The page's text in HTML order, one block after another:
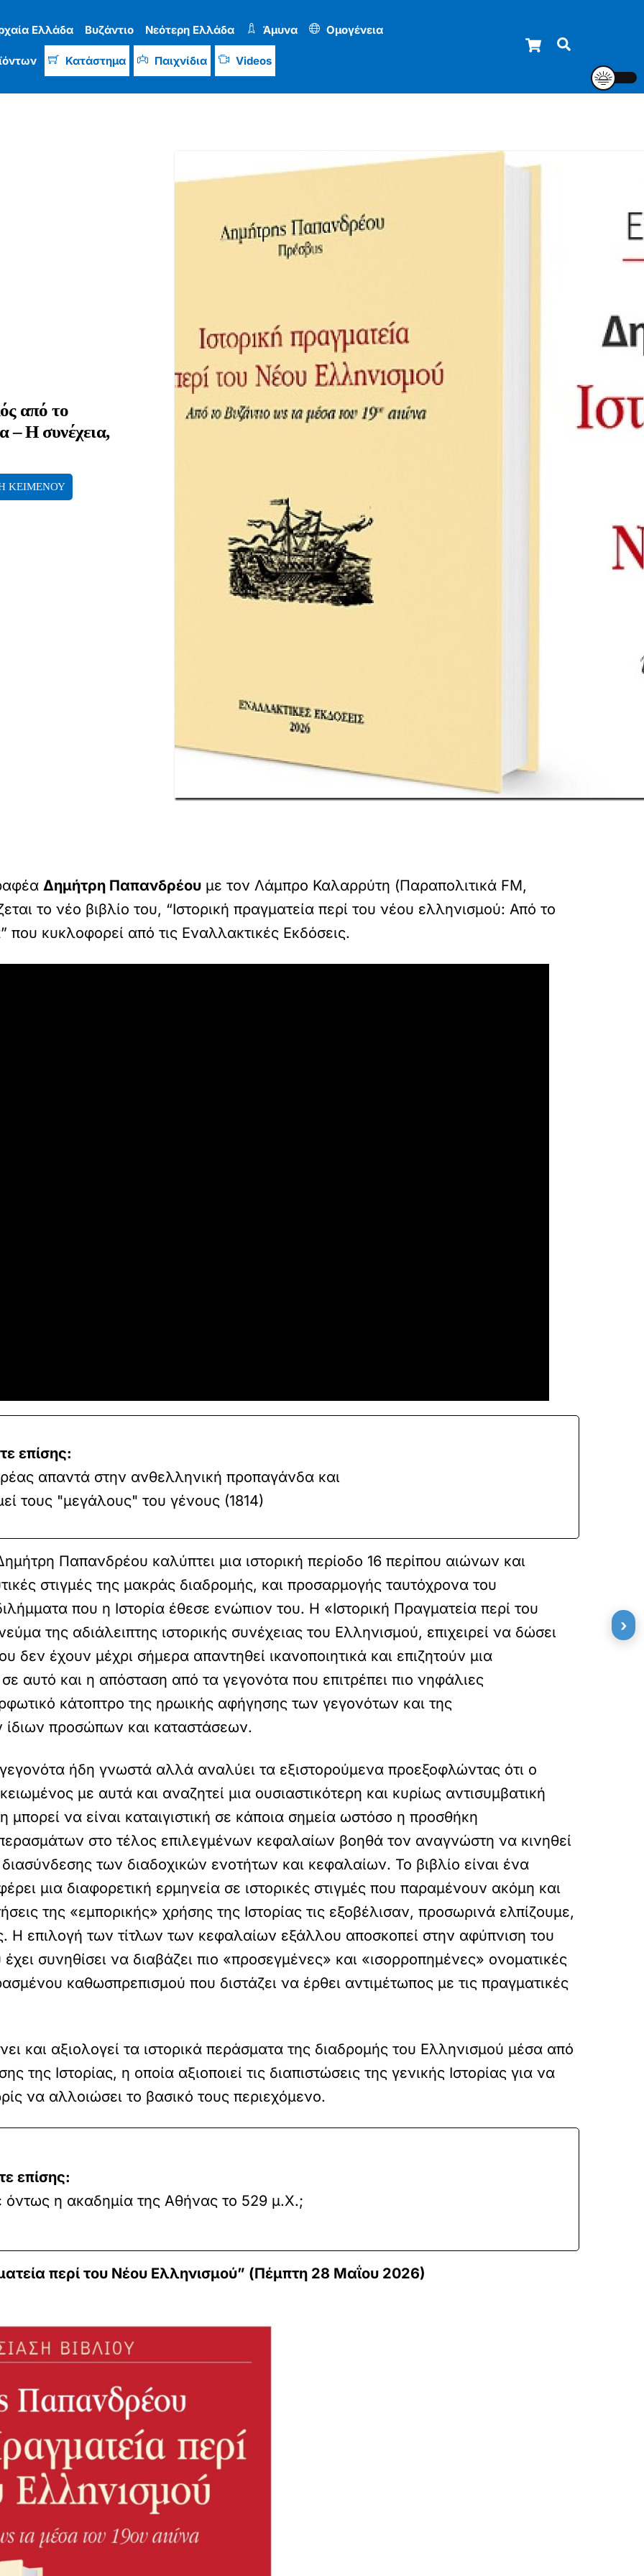
Cart
Ελλάδα Βυζάντιο Νεότερη Ελλάδα Άμυνα Ομογένεια
Κατάστημα Παιχνίδια Videos
από το
– Η συνέχεια,
ΚΕΙΜΕΝΟΥ
Δημήτρη Παπανδρέου με τον Λάμπρο Καλαρρύτη (Παραπολιτικά FM,
το νέο βιβλίο του, “Ιστορική πραγματεία περί του νέου ελληνισμού: Από το
” που κυκλοφορεί από τις Εναλλακτικές Εκδόσεις.
επίσης:
απαντά στην ανθελληνική προπαγάνδα και
τους "μεγάλους" του γένους (1814)
Παπανδρέου καλύπτει μια ιστορική περίοδο 16 περίπου αιώνων και
στιγμές της μακράς διαδρομής, και προσαρμογής ταυτόχρονα του
που η Ιστορία έθεσε ενώπιον του. Η «Ιστορική Πραγματεία περί του
της αδιάλειπτης ιστορικής συνέχειας του Ελληνισμού, επιχειρεί να δώσει
δεν έχουν μέχρι σήμερα απαντηθεί ικανοποιητικά και επιζητούν μια
αυτό και η απόσταση από τα γεγονότα που επιτρέπει πιο νηφάλιες
κάτοπτρο της ηρωικής αφήγησης των γεγονότων και της
προσώπων και καταστάσεων.
ήδη γνωστά αλλά αναλύει τα εξιστορούμενα προεξοφλώντας ότι ο
με αυτά και αναζητεί μια ουσιαστικότερη και κυρίως αντισυμβατική
να είναι καταιγιστική σε κάποια σημεία ωστόσο η προσθήκη
στο τέλος επιλεγμένων κεφαλαίων βοηθά τον αναγνώστη να κινηθεί
των διαδοχικών ενοτήτων και κεφαλαίων. Το βιβλίο είναι ένα
μια διαφορετική ερμηνεία σε ιστορικές στιγμές που παραμένουν ακόμη και
της «εμπορικής» χρήσης της Ιστορίας τις εξοβέλισαν, προσωρινά ελπίζουμε,
Η επιλογή των τίτλων των κεφαλαίων εξάλλου αποσκοπεί στην αφύπνιση του
συνηθίσει να διαβάζει πιο «προσεγμένες» και «ισορροπημένες» ονοματικές
καθωσπρεπισμού που διστάζει να έρθει αντιμέτωπος με τις πραγματικές
και αξιολογεί τα ιστορικά περάσματα της διαδρομής του Ελληνισμού μέσα από
της Ιστορίας, η οποία αξιοποιεί τις διαπιστώσεις της γενικής Ιστορίας για να
να αλλοιώσει το βασικό τους περιεχόμενο.
επίσης:
όντως η ακαδημία της Αθήνας το 529 μ.Χ.;
περί του Νέου Ελληνισμού” (Πέμπτη 28 Μαΐου 2026)
›